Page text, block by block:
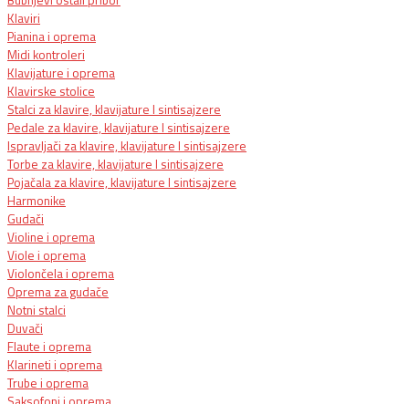
Klaviri
Pianina i oprema
Midi kontroleri
Klavijature i oprema
Klavirske stolice
Stalci za klavire, klavijature I sintisajzere
Pedale za klavire, klavijature I sintisajzere
Ispravljači za klavire, klavijature I sintisajzere
Torbe za klavire, klavijature I sintisajzere
Pojačala za klavire, klavijature I sintisajzere
Harmonike
Gudači
Violine i oprema
Viole i oprema
Violončela i oprema
Oprema za gudače
Notni stalci
Duvači
Flaute i oprema
Klarineti i oprema
Trube i oprema